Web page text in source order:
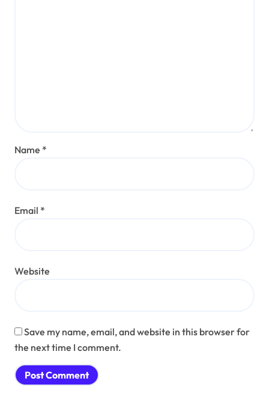
Name *
Email *
Website
Save my name, email, and website in this browser for
the next time I comment.